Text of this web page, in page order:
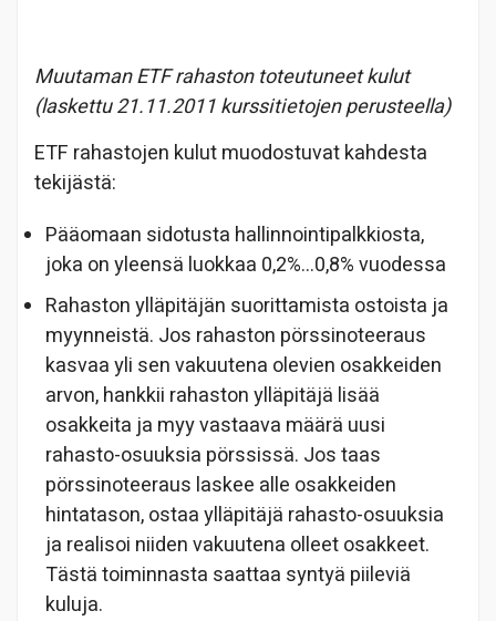
Muutaman ETF rahaston toteutuneet kulut
(laskettu 21.11.2011 kurssitietojen perusteella)
ETF rahastojen kulut muodostuvat kahdesta
tekijästä:
Pääomaan sidotusta hallinnointipalkkiosta,
joka on yleensä luokkaa 0,2%…0,8% vuodessa
Rahaston ylläpitäjän suorittamista ostoista ja
myynneistä. Jos rahaston pörssinoteeraus
kasvaa yli sen vakuutena olevien osakkeiden
arvon, hankkii rahaston ylläpitäjä lisää
osakkeita ja myy vastaava määrä uusi
rahasto-osuuksia pörssissä. Jos taas
pörssinoteeraus laskee alle osakkeiden
hintatason, ostaa ylläpitäjä rahasto-osuuksia
ja realisoi niiden vakuutena olleet osakkeet.
Tästä toiminnasta saattaa syntyä piileviä
kuluja.